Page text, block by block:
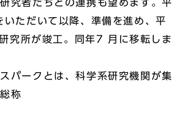
究者たちとの連携も望めます。平
ただいて以降、準備を進め、平
究所が竣工。同年7 月に移転しま
パークとは、科学系研究機関が集
称